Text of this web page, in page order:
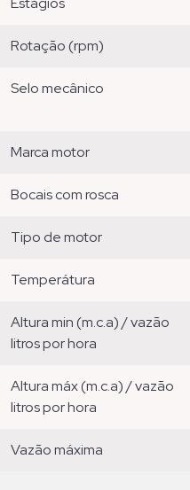
rotação (rpm)
selo mecânico
marca motor
bocais com rosca
tipo de motor
temperátura
altura min (m.c.a) / vazão
litros por hora
altura máx (m.c.a) / vazão
litros por hora
vazão máxima